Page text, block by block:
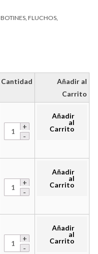
BOTINES FLUCHOS
Cantidad
Añadir al
Carrito
Añadir
al
Carrito
Añadir
al
Carrito
Añadir
al
Carrito